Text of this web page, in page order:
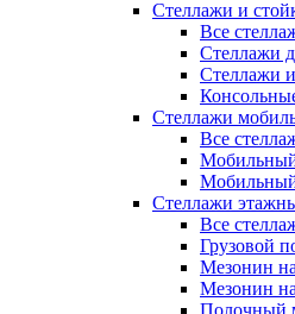
Стеллажи и
Все
Стеллажи
Стеллажи
Стеллажи
Все
Мобильный
Стеллажи
Все
Грузовой
Мезонин
Мезонин
Полочный